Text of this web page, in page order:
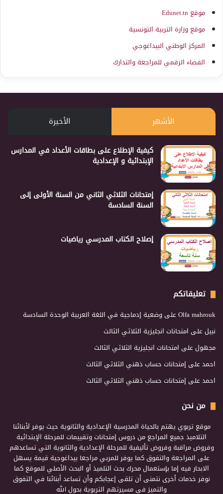
موقع Edunet.tn
موقع وزارة التربية التونسية
المركز الوطني البيداغوجي
الفضاء الرقمي للمراجعة والتدارك
الأشهر الأخيرة
كيفية الإطلاع على بطاقات الأعداد في المدارس
الإبتدائية و الإعدادية
إمتحانات الثلاثي الثاني من السنة الأولى إلى
السنة السادسة
إصلاح الكتاب المدرسي رياضيات
تعليقاتكم
Olfa mahroukعلى وضعية إدماجية في اللغة العربية الوحدة السادسة
نبيلعلى امتحانات انجليزية الثلاثي الثالث
مجهولعلى امتحانات انجليزية الثلاثي الثالث
احمدعلى إمتحانات حساب ذهني الثلاثي الثالث
احمدعلى إمتحانات حساب ذهني الثلاثي الثالث
من نحن
موقع تربوي يهتم بالحياة المدرسية الإعدادية والثانوية حيث يوفر لأبنائنا
التلاميذ جميع المراجع من دروس إمتحانات وتقييمات للمرحلة الإبتدائية
وفروض مراقبة وفروض تأليفية للمرحلة الإعدادية والثانوية التي تساعدهم
على المراجعة والتفوق كما يوفر للمربي مراجعا بيداغوجية قيمة يسهل
الابحار فيه إما بإستعمال محرك بحث التلميذ أو البحث الأصلي للموقع كما
نوفر خدمات أخرى نتمنى أن تلقى إعجابكم وأن تساعد أبنائنا في التفوق
والتميز في مسيرتهم التربوية بحول الله